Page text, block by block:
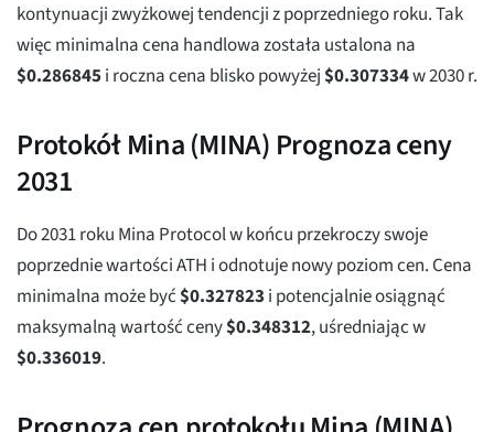
kontynuacji zwyżkowej tendencji z poprzedniego roku. Tak
więc minimalna cena handlowa została ustalona na
$0.286845i roczna cena blisko powyżej$0.307334w 2030 r.
Protokół Mina (MINA) Prognoza ceny
2031
Do 2031 roku Mina Protocol w końcu przekroczy swoje
poprzednie wartości ATH i odnotuje nowy poziom cen. Cena
minimalna może być$0.327823 i potencjalnie osiągnąć
maksymalną wartość ceny$0.348312, uśredniając w
$0.336019.